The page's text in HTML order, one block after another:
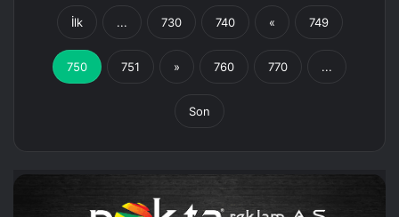
İlk ... 730 740 « 749
750 751 » 760 770 ...
Son